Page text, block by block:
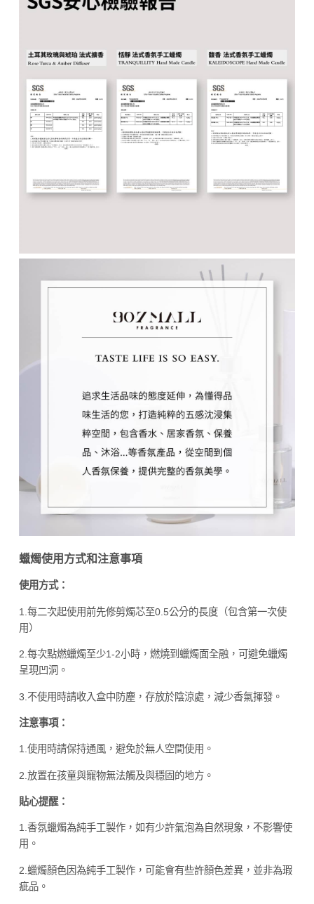
蠟燭使用方式和注意事項
使用方式：
1.每二次起使用前先修剪燭芯至0.5公分的長度（包含第一次使
用）
2.每次點燃蠟燭至少1-2小時，燃燒到蠟燭面全融，可避免蠟燭
呈現凹洞。
3.不使用時請收入盒中防塵，存放於陰涼處，減少香氣揮發。
注意事項：
1.使用時請保持通風，避免於無人空間使用。
2.放置在孩童與寵物無法觸及與穩固的地方。
貼心提醒：
1.香氛蠟燭為純手工製作，如有少許氣泡為自然現象，不影響使
用。
2.蠟燭顏色因為純手工製作，可能會有些許顏色差異，並非為瑕
疵品。